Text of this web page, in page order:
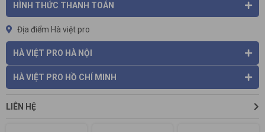
HÌNH THỨC THANH TOÁN
Địa điểm Hà việt pro
HÀ VIỆT PRO HÀ NỘI
HÀ VIỆT PRO HỒ CHÍ MINH
LIÊN HỆ